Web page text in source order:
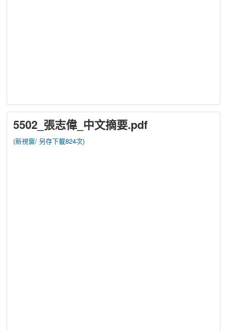
5502_張志偉_中文摘要.pdf
(新視窗/ 另存下載824次)